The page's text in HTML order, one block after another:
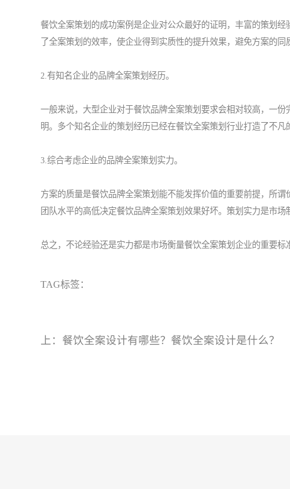
餐饮全案策划的成功案例是企业对公众最好的证明，丰富的策划
了全案策划的效率，使企业得到实质性的提升效果，避免方案的同
2.有知名企业的品牌全案策划经历。
一般来说，大型企业对于餐饮品牌全案策划要求会相对较高，一
明。多个知名企业的策划经历已经在餐饮全案策划行业打造了不
3.综合考虑企业的品牌全案策划实力。
方案的质量是餐饮品牌全案策划能不能发挥价值的重要前提，所
团队水平的高低决定餐饮品牌全案策划效果好坏。策划实力是市场
总之，不论经验还是实力都是市场衡量餐饮全案策划企业的重要标
TAG标签：
上： 餐饮全案设计有哪些？餐饮全案设计是什么？